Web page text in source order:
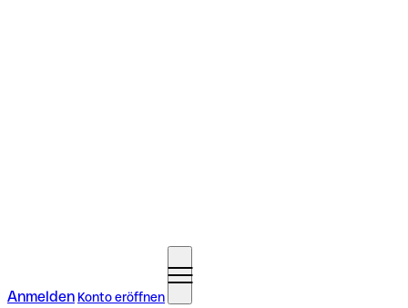
Anmelden Konto eröffnen